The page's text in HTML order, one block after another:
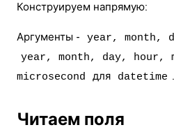
Конструируем напрямую:
Аргументы - year, month,
year, month, day, hour,
microsecond
для datetime .
Читаем поля